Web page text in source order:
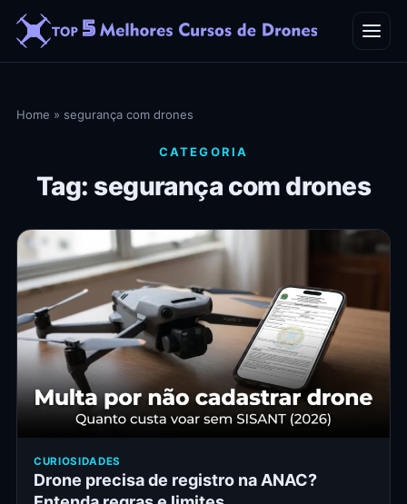
Contato
Home » segurança com drones
CATEGORIA
Tag: segurança com drones
CURIOSIDADES
Drone precisa de registro na ANAC?